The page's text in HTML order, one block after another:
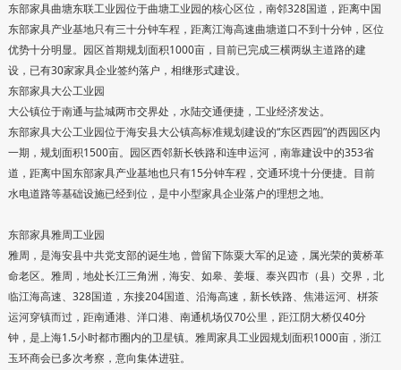
东部家具曲塘东联工业园位于曲塘工业园的核心区位，南邻328国道，距离中国
东部家具产业基地只有三十分钟车程，距离江海高速曲塘道口不到十分钟，区位
优势十分明显。园区首期规划面积1000亩，目前已完成三横两纵主道路的建
设，已有30家家具企业签约落户，相继形式建设。
东部家具大公工业园
大公镇位于南通与盐城两市交界处，水陆交通便捷，工业经济发达。
东部家具大公工业园位于海安县大公镇高标准规划建设的“东区西园”的西园区内
一期，规划面积1500亩。园区西邻新长铁路和连申运河，南靠建设中的353省
道，距离中国东部家具产业基地也只有15分钟车程，交通环境十分便捷。目前
水电道路等基础设施已经到位，是中小型家具企业落户的理想之地。
东部家具雅周工业园
雅周，是海安县中共党支部的诞生地，曾留下陈粟大军的足迹，属光荣的黄桥革
命老区。雅周，地处长江三角洲，海安、如皋、姜堰、泰兴四市（县）交界，北
临江海高速、328国道，东接204国道、沿海高速，新长铁路、焦港运河、栟茶
运河穿镇而过，距南通港、洋口港、南通机场仅70公里，距江阴大桥仅40分
钟，是上海1.5小时都市圈内的卫星镇。雅周家具工业园规划面积1000亩，浙江
玉环商会已多次考察，意向集体进驻。